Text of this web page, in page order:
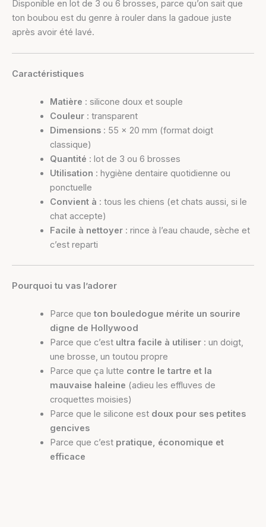
Disponible en lot de 3 ou 6 brosses, parce qu’on sait que
ton boubou est du genre à rouler dans la gadoue juste
après avoir été lavé.
Caractéristiques
Matière : silicone doux et souple
Couleur: transparent
Dimensions: 55 x 20 mm (format doigt
classique)
Quantité : lot de 3 ou 6 brosses
Utilisation : hygiène dentaire quotidienne ou
ponctuelle
Convient à : tous les chiens (et chats aussi, si le
chat accepte)
Facile à nettoyer: rince à l’eau chaude, sèche et
c’est reparti
Pourquoi tu vas l’adorer
Parce que ton bouledogue mérite un sourire
digne de Hollywood
Parce que c’est ultra facile à utiliser: un doigt,
une brosse, un toutou propre
Parce que ça lutte contre le tartre et la
mauvaise haleine (adieu les effluves de
croquettes moisies)
Parce que le silicone est doux pour ses petites
gencives
Parce que c’est pratique, économique et
efficace